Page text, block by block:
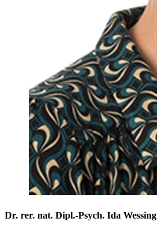
Dr. rer. nat. Dipl.-Psych. Ida Wessing